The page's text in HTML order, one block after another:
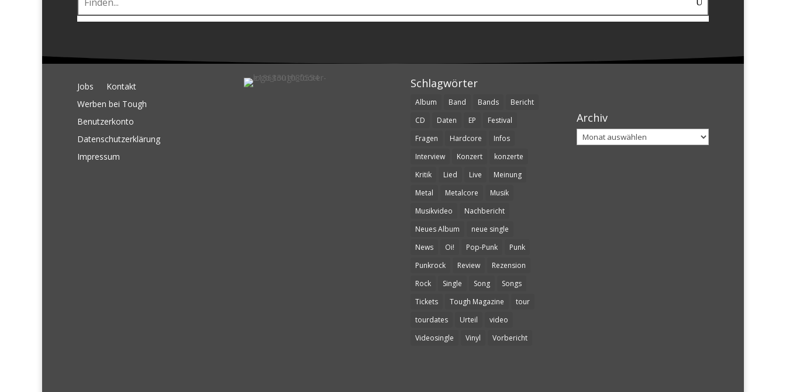
Jobs
Kontakt
Werben bei Tough
Benutzerkonto
Datenschutzerklärung
Impressum
Schlagwörter
Album Band Bands
Bericht
CD
Daten EP
Festival
Fragen
Hardcore
Infos
Interview
Konzert
konzerte
Kritik
Lied Live
Meinung
Metal
Metalcore
Musik
Musikvideo
Nachbericht
Neues Album
neue single
News
Oi! Pop-Punk
Punk
Punkrock
Review
Rezension
Rock
Single Song
Songs
Tickets
Tough Magazine
tour
tourdates
Urteil
video
Videosingle
Vinyl Vorbericht
Archiv
Archiv